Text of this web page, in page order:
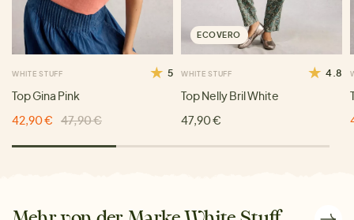
WHITE STUFF 5
Top Gina Pink
42,90 €
47,90 €
ECOVERO
WHITE STUFF 4.8
Top Nelly Bril White
47,90 €